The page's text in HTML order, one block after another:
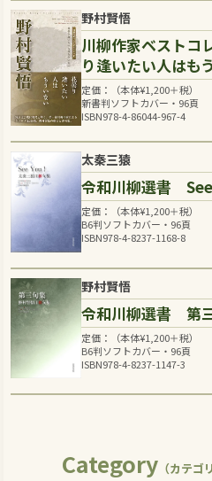
野村賢悟
川柳作家ベストコ
り逢いたい人はも
定価：（本体¥1,200＋税）
新書判ソフトカバー・96頁
ISBN978-4-86044-967-4
太秦三猿
令和川柳選書
定価：（本体¥1,200＋税）
B6判ソフトカバー・96頁
ISBN978-4-8237-1168-8
野村賢悟
令和川柳選書 第
定価：（本体¥1,200＋税）
B6判ソフトカバー・96頁
ISBN978-4-8237-1147-3
Category （カテゴ